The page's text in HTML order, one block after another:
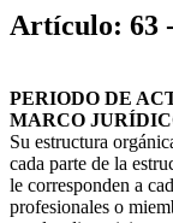
Artículo: 63
PERIODO DE
MARCO
Su estructura
cada parte de la
le corresponden a
profesionales o